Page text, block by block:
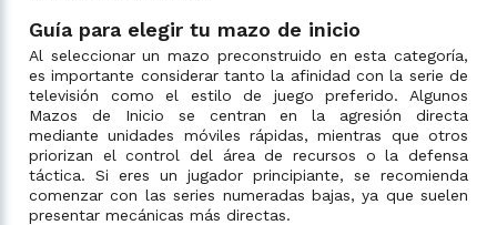
Guía para elegir tu mazo de inicio
Al seleccionar un mazo preconstruido en esta categoría,
es importante considerar tanto la afinidad con la serie de
televisión como el estilo de juego preferido. Algunos
Mazos de Inicio se centran en la agresión directa
mediante unidades móviles rápidas, mientras que otros
priorizan el control del área de recursos o la defensa
táctica. Si eres un jugador principiante, se recomienda
comenzar con las series numeradas bajas, ya que suelen
presentar mecánicas más directas.